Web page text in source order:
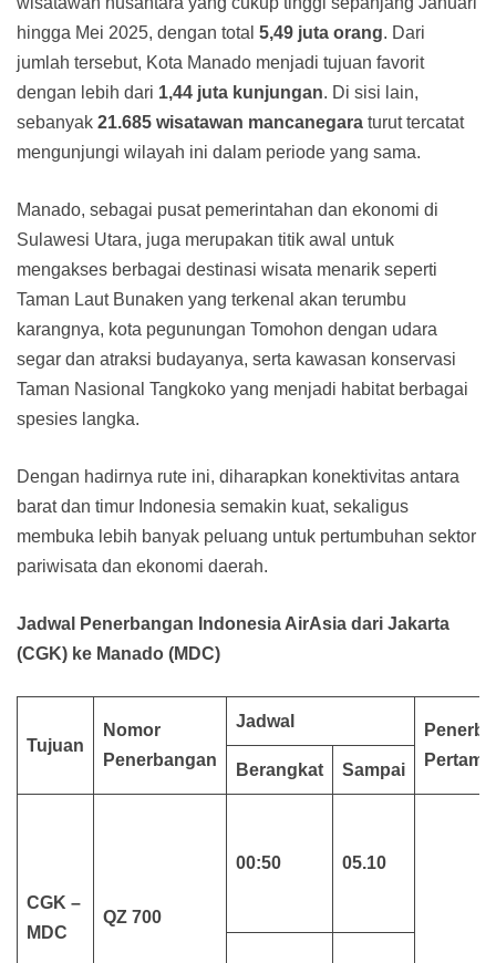
hingga Mei 2025, dengan total 5,49 juta orang. Dari
jumlah tersebut, Kota Manado menjadi tujuan favorit
dengan lebih dari 1,44 juta kunjungan. Di sisi lain,
sebanyak 21.685 wisatawan mancanegara turut tercatat
mengunjungi wilayah ini dalam periode yang sama.
Manado, sebagai pusat pemerintahan dan ekonomi di
Sulawesi Utara, juga merupakan titik awal untuk
mengakses berbagai destinasi wisata menarik seperti
Taman Laut Bunaken yang terkenal akan terumbu
karangnya, kota pegunungan Tomohon dengan udara
segar dan atraksi budayanya, serta kawasan konservasi
Taman Nasional Tangkoko yang menjadi habitat berbagai
spesies langka.
Dengan hadirnya rute ini, diharapkan konektivitas antara
barat dan timur Indonesia semakin kuat, sekaligus
membuka lebih banyak peluang untuk pertumbuhan sektor
pariwisata dan ekonomi daerah.
Jadwal Penerbangan Indonesia AirAsia dari Jakarta
(CGK) ke Manado (MDC)
Tujuan
Nomor
Penerbangan
Jadwal
Pertama
Berangkat Sampai
CGK –
MDC
QZ 700
00:50 05.10